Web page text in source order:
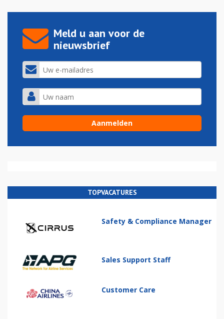
Meld u aan voor de
nieuwsbrief
TOPVACATURES
Safety & Compliance Manager
Sales Support Staff
Customer Care